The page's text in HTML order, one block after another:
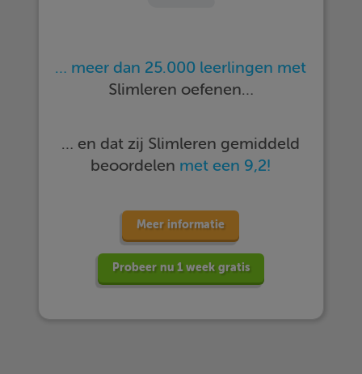
… meer dan 25.000 leerlingen met
Slimleren oefenen…
… en dat zij Slimleren gemiddeld
beoordelen met een 9,2!
Meer informatie
Probeer nu 1 week gratis